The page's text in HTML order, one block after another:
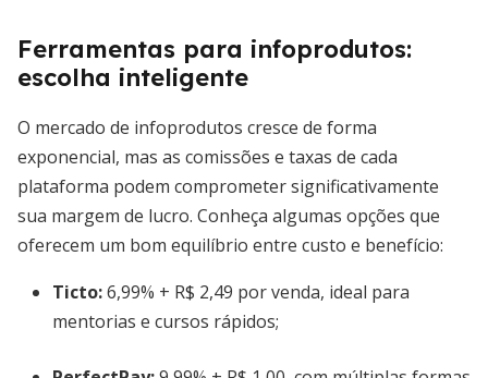
Ferramentas para infoprodutos:
escolha inteligente
O mercado de infoprodutos cresce de forma
exponencial, mas as comissões e taxas de cada
plataforma podem comprometer significativamente
sua margem de lucro. Conheça algumas opções que
oferecem um bom equilíbrio entre custo e benefício:
Ticto:6,99% + R$ 2,49 por venda, ideal para
mentorias e cursos rápidos;